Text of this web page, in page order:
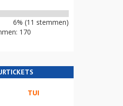
6% (11 stemmen)
170
TUI